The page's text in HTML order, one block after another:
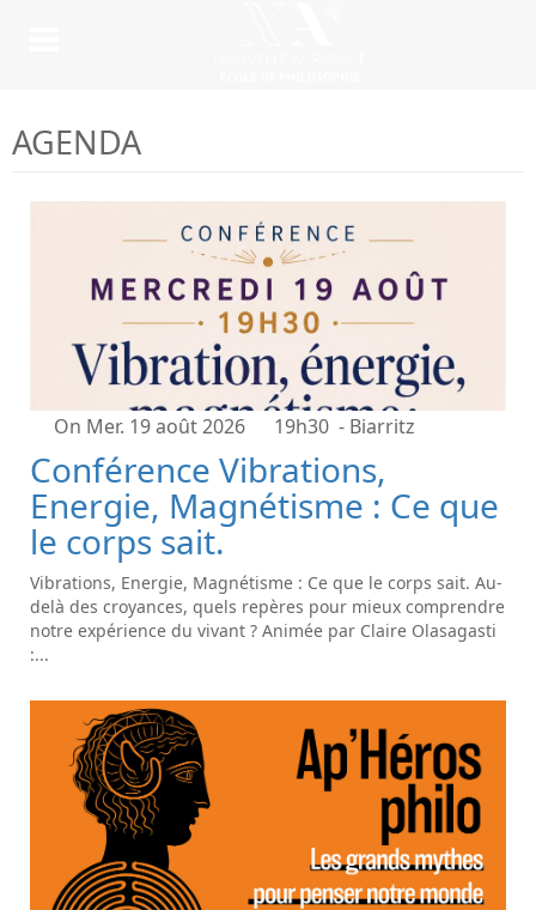
AGENDA
On Mer. 19 août 2026 19h30 - Biarritz
Conférence Vibrations,
Energie, Magnétisme : Ce que
le corps sait.
Vibrations, Energie, Magnétisme : Ce que le corps sait. Au-
delà des croyances, quels repères pour mieux comprendre
notre expérience du vivant ? Animée par Claire Olasagasti
:...